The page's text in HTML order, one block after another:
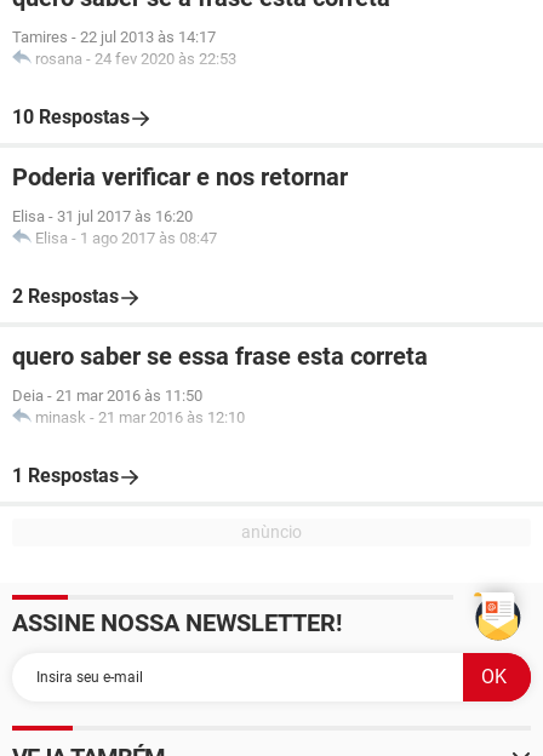
Tamires - 22 jul 2013 às 14:17
rosana - 24 fev 2020 às 22:53
10 Respostas
Poderia verificar e nos retornar
Elisa - 31 jul 2017 às 16:20
Elisa - 1 ago 2017 às 08:47
2 Respostas
quero saber se essa frase esta correta
Deia - 21 mar 2016 às 11:50
minask - 21 mar 2016 às 12:10
1 Respostas
ASSINE NOSSA NEWSLETTER!